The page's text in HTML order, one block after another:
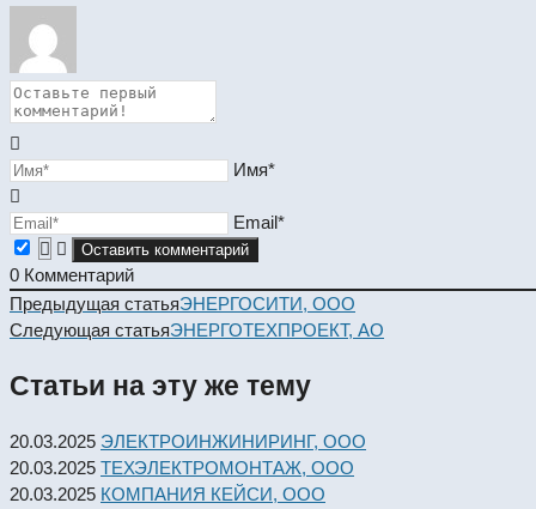
Имя*
Email*
0 Комментарий
Read
more
Предыдущая статьяЭНЕРГОСИТИ, ООО
Следующая статьяЭНЕРГОТЕХПРОЕКТ, АО
Статьи на эту же тему
20.03.2025 ЭЛЕКТРОИНЖИНИРИНГ, ООО
20.03.2025 ТЕХЭЛЕКТРОМОНТАЖ, ООО
20.03.2025 КОМПАНИЯ КЕЙСИ, ООО